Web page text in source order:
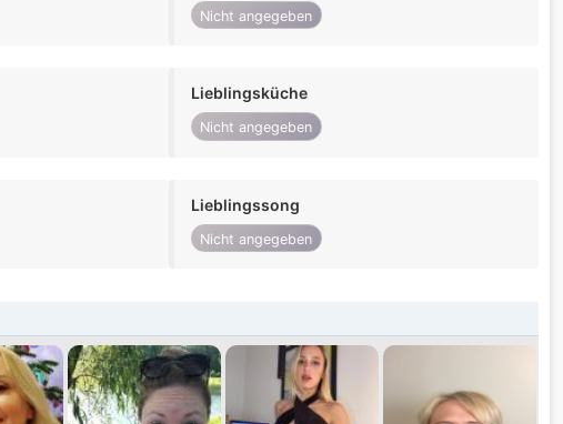
Nicht angegeben
Lieblingsküche
Nicht angegeben
Lieblingssong
Nicht angegeben